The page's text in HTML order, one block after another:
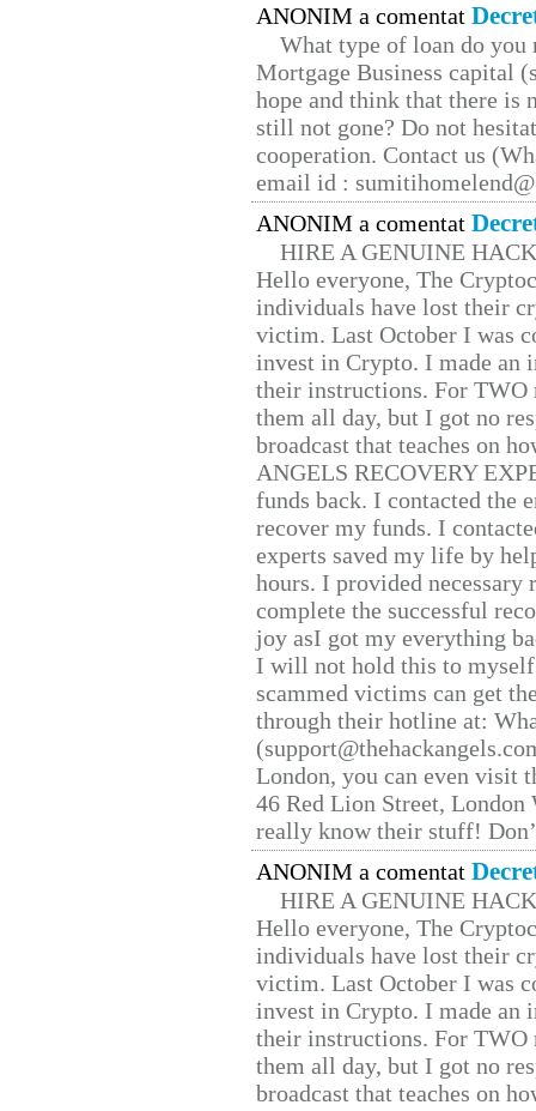
ANONIM a comentat
What type of loan do you
Mortgage Business capital
hope and think that there is
still not gone? Do not
cooperation. Contact us
email id :
ANONIM a comentat
HIRE A GENUINE
Hello everyone, The
individuals have lost their
victim. Last October I was
invest in Crypto. I made
their instructions. For TWO
them all day, but I got no
broadcast that teaches on
ANGELS RECOVERY
funds back. I contacted the
recover my funds. I
experts saved my life by
hours. I provided
complete the successful
joy asI got my everything
I will not hold this to
scammed victims can get
through their hotline at:
London, you can even visit
46 Red Lion Street, London
really know their stuff!
ANONIM a comentat
HIRE A GENUINE
Hello everyone, The
individuals have lost their
victim. Last October I was
invest in Crypto. I made
their instructions. For TWO
them all day, but I got no
broadcast that teaches on